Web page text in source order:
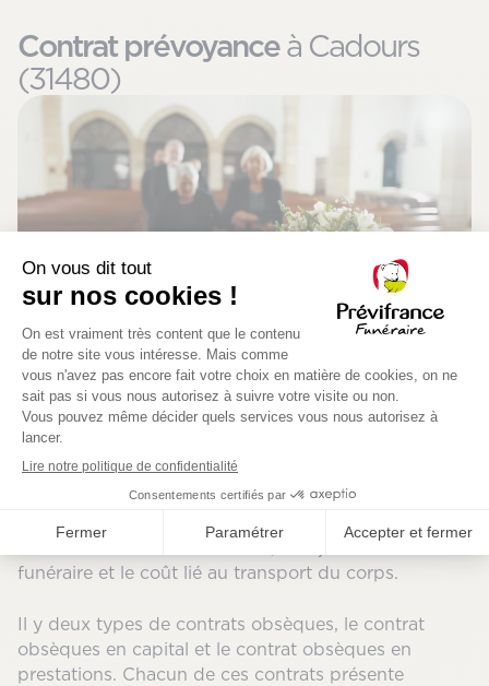
Contrat prévoyanceà Cadours
(31480)
Les contrats de prévoyance
pompes funèbres à Cadours sont des produits qui
permettent de protéger vos dernières volontés et de
soulager vos proches de l’aspect financier le
moment venu. Ce type de contrats a pour but de
verser une somme d’argent aux proches, à la
survenance du décès, afin de les aider à faire face
aux frais liés aux obsèques, tels que l’achat du
funéraire et le coût lié au transport du corps.
Il y deux types de contrats obsèques, le contrat
obsèques en capital et le contrat obsèques en
prestations. Chacun de ces contrats présente